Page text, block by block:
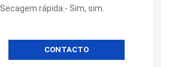
Secagem rápida:- Sim, sim.
CONTACTO